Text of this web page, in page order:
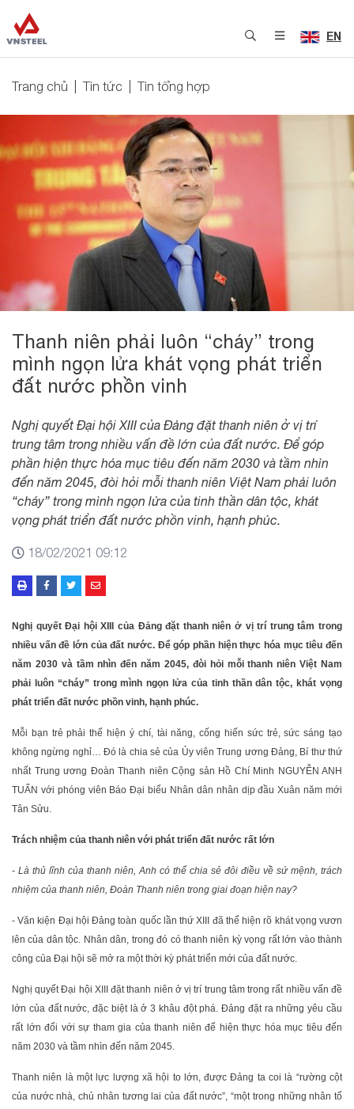
EN
Trang chủ Tin tức Tin tổng hợp
Thanh niên phải luôn “cháy” trong
mình ngọn lửa khát vọng phát triển
đất nước phồn vinh
Nghị quyết Đại hội XIII của Đảng đặt thanh niên ở vị trí
trung tâm trong nhiều vấn đề lớn của đất nước. Để góp
phần hiện thực hóa mục tiêu đến năm 2030 và tầm nhìn
đến năm 2045, đòi hỏi mỗi thanh niên Việt Nam phải luôn
“cháy” trong mình ngọn lửa của tinh thần dân tộc, khát
vọng phát triển đất nước phồn vinh, hạnh phúc.
18/02/2021 09:12
Nghị quyết Đại hội XIII của Đảng đặt thanh niên ở vị trí trung tâm trong
nhiều vấn đề lớn của đất nước. Để góp phần hiện thực hóa mục tiêu đến
năm 2030 và tầm nhìn đến năm 2045, đòi hỏi mỗi thanh niên Việt Nam
phải luôn “cháy” trong mình ngọn lửa của tinh thần dân tộc, khát vọng
phát triển đất nước phồn vinh, hạnh phúc.
Mỗi bạn trẻ phải thể hiện ý chí, tài năng, cống hiến sức trẻ, sức sáng tạo
không ngừng nghỉ… Đó là chia sẻ của Ủy viên Trung ương Đảng, Bí thư thứ
nhất Trung ương Đoàn Thanh niên Cộng sản Hồ Chí Minh NGUYỄN ANH
TUẤN với phóng viên Báo Đại biểu Nhân dân nhân dịp đầu Xuân năm mới
Tân Sửu.
Trách nhiệm của thanh niên với phát triển đất nước rất lớn
- Là thủ lĩnh của thanh niên, Anh có thể chia sẻ đôi điều về sứ mệnh, trách
nhiệm của thanh niên, Đoàn Thanh niên trong giai đoạn hiện nay?
- Văn kiện Đại hội Đảng toàn quốc lần thứ XIII đã thể hiện rõ khát vọng vươn
lên của dân tộc. Nhân dân, trong đó có thanh niên kỳ vọng rất lớn vào thành
công của Đại hội sẽ mở ra một thời kỳ phát triển mới của đất nước.
Nghị quyết Đại hội XIII đặt thanh niên ở vị trí trung tâm trong rất nhiều vấn đề
lớn của đất nước, đặc biệt là ở 3 khâu đột phá. Đảng đặt ra những yêu cầu
rất lớn đối với sự tham gia của thanh niên để hiện thực hóa mục tiêu đến
năm 2030 và tầm nhìn đến năm 2045.
Thanh niên là một lực lượng xã hội to lớn, được Đảng ta coi là “rường cột
của nước nhà, chủ nhân tương lai của đất nước”, “một trong những nhân tố